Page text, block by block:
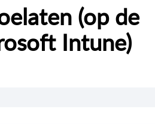
(op de
Intune)